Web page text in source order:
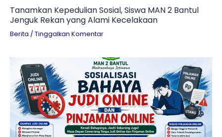
Tanamkan Kepedulian Sosial, Siswa MAN 2 Bantul
Jenguk Rekan yang Alami Kecelakaan
Berita / Tinggalkan Komentar